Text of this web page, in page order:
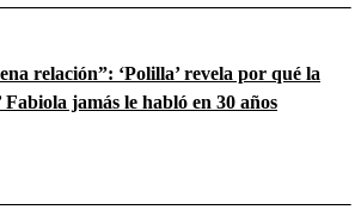
relación”: ‘Polilla’ revela por qué la
Fabiola jamás le habló en 30 años